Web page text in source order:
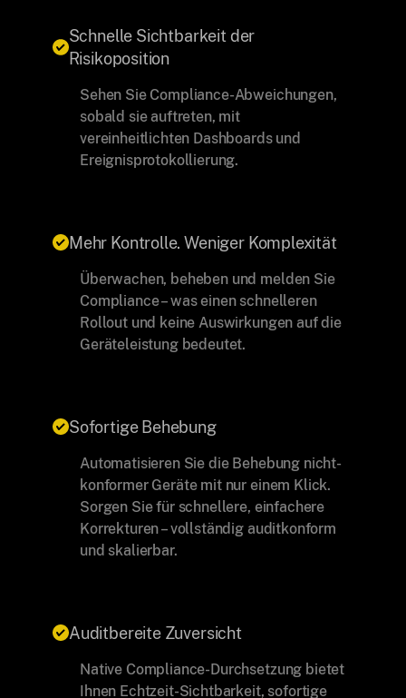
Schnelle Sichtbarkeit der
Risikoposition
Sehen Sie Compliance-Abweichungen,
sobald sie auftreten, mit
vereinheitlichten Dashboards und
Ereignisprotokollierung.
Mehr Kontrolle. Weniger Komplexität
Überwachen, beheben und melden Sie
Compliance – was einen schnelleren
Rollout und keine Auswirkungen auf die
Geräteleistung bedeutet.
Sofortige Behebung
Automatisieren Sie die Behebung nicht-
konformer Geräte mit nur einem Klick.
Sorgen Sie für schnellere, einfachere
Korrekturen – vollständig auditkonform
und skalierbar.
Auditbereite Zuversicht
Native Compliance-Durchsetzung bietet
Ihnen Echtzeit-Sichtbarkeit, sofortige